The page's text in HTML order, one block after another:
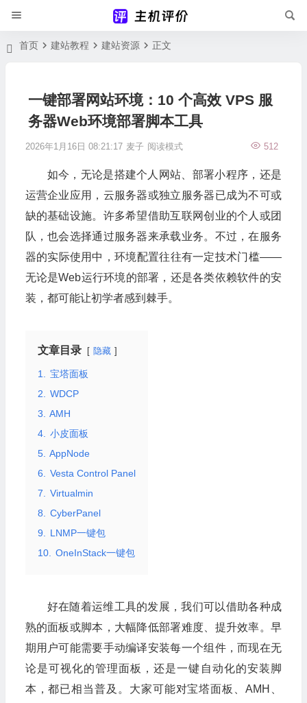
首页 建站教程 建站资源 正文
一键部署网站环境：10 个高效 VPS 服
务器Web环境部署脚本工具
2026年1月16日 08:21:17 麦子 512
阅读模式
如今，无论是搭建个人网站、部署小程序，还是
运营企业应用，云服务器或独立服务器已成为不可或
缺的基础设施。许多希望借助互联网创业的个人或团
队，也会选择通过服务器来承载业务。不过，在服务
器的实际使用中，环境配置往往有一定技术门槛——
无论是Web运行环境的部署，还是各类依赖软件的安
装，都可能让初学者感到棘手。
文章目录 隐藏
1.
宝塔面板
2.
WDCP
3.
AMH
4.
小皮面板
5. AppNode
6.
Vesta Control Panel
7.
Virtualmin
8.
CyberPanel
9.
LNMP一键包
10.
OneInStack一键包
好在随着运维工具的发展，我们可以借助各种成
熟的面板或脚本，大幅降低部署难度、提升效率。早
期用户可能需要手动编译安装每一个组件，而现在无
论是可视化的管理面板，还是一键自动化的安装脚
本，都已相当普及。大家可能对宝塔面板、AMH、